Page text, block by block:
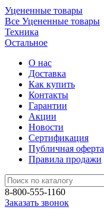
Уцененные товары
Все Уцененные товары
Техника
Остальное
О нас
Доставка
Как купить
Контакты
Гарантии
Акции
Новости
Cертификация
Публичная оферта
Правила продажи
8-800-555-1160
Заказать звонок